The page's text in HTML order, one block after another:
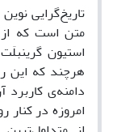
تاریخ‌گرایی
استیون
هرچند که این
دامنه‌ی
امروزه در کنار